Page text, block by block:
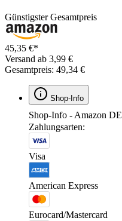
Günstigster Gesamtpreis
45,35 €*
Versand ab 3,99 €
Gesamtpreis: 49,34 €
Shop-Info
Shop-Info - Amazon DE
Zahlungsarten:
Visa
American Express
Eurocard/Mastercard